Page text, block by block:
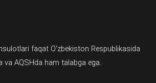
faqat O‘zbekiston Respublikasida
va AQSHda ham talabga ega.